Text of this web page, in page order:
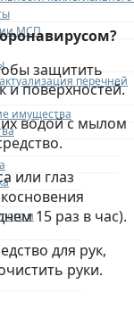
МСП
перечней
имущества
и
защитить
и поверхностей.
водой с мылом
или глаз
15 раз в час).
для рук,
руки.